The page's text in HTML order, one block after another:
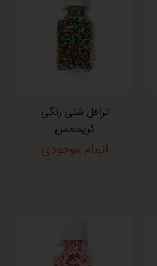
ترافل شنی رنگی
کریسمس
اتمام موجودی